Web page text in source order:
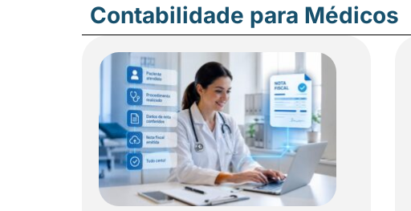
Contabilidade para Médicos